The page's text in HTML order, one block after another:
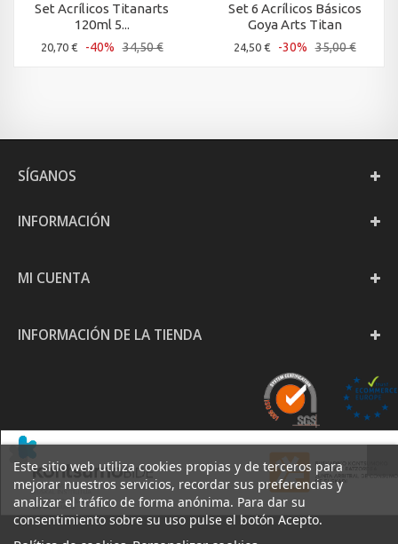
Set Acrílicos Titanarts
120ml 5...
20,70 € -40% 34,50 €
Set 6 Acrílicos Básicos
Goya Arts Titan
24,50 € -30% 35,00 €
Este sitio web utiliza cookies propias y de terceros para
mejorar nuestros servicios, recordar sus preferencias y
analizar el tráfico de forma anónima. Para dar su
consentimiento sobre su uso pulse el botón Acepto.
SÍGANOS
INFORMACIÓN
MI CUENTA
INFORMACIÓN DE LA TIENDA